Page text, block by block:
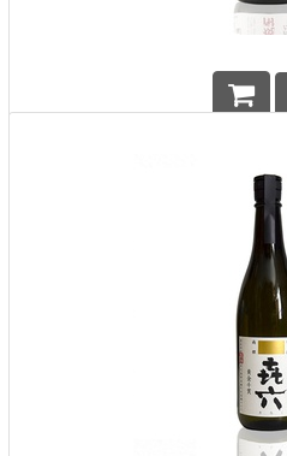
HK$